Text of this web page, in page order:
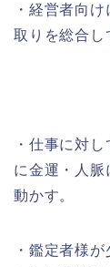
・経営者向
取りを総合し
・仕事に対
に金運・人脈
動かす。
・鑑定者様